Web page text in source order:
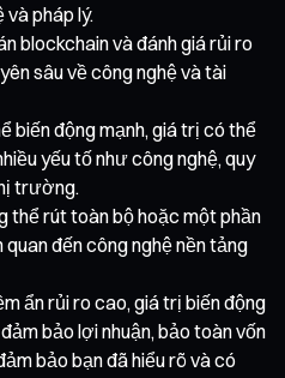
và pháp lý.
blockchain và đánh giá rủi ro
sâu về công nghệ và tài
biến động mạnh, giá trị có thể
yếu tố như công nghệ, quy
trường.
thể rút toàn bộ hoặc một phần
đến công nghệ nền tảng
ẩn rủi ro cao, giá trị biến động
bảo lợi nhuận, bảo toàn vốn
bảo bạn đã hiểu rõ và có